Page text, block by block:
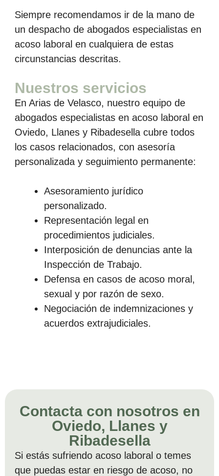
Siempre recomendamos ir de la mano de
un despacho de abogados especialistas en
acoso laboral en cualquiera de estas
circunstancias descritas.
Nuestros servicios
En Arias de Velasco, nuestro equipo de
abogados especialistas en acoso laboral en
Oviedo, Llanes y Ribadesella cubre todos
los casos relacionados, con asesoría
personalizada y seguimiento permanente:
Asesoramiento jurídico
personalizado.
Representación legal en
procedimientos judiciales.
Interposición de denuncias ante la
Inspección de Trabajo.
Defensa en casos de acoso moral,
sexual y por razón de sexo.
Negociación de indemnizaciones y
acuerdos extrajudiciales.
Contacta con nosotros en
Oviedo, Llanes y
Ribadesella
Si estás sufriendo acoso laboral o temes
que puedas estar en riesgo de acoso, no